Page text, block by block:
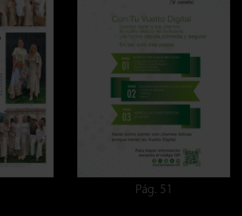
Pág. 51